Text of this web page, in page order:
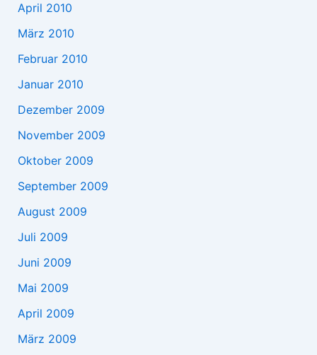
April 2010
März 2010
Februar 2010
Januar 2010
Dezember 2009
November 2009
Oktober 2009
September 2009
August 2009
Juli 2009
Juni 2009
Mai 2009
April 2009
März 2009